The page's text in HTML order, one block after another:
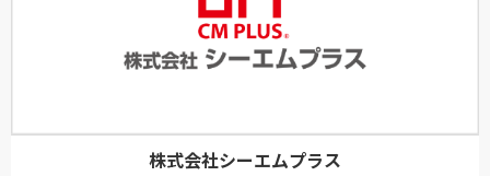
株式会社シーエムプラス